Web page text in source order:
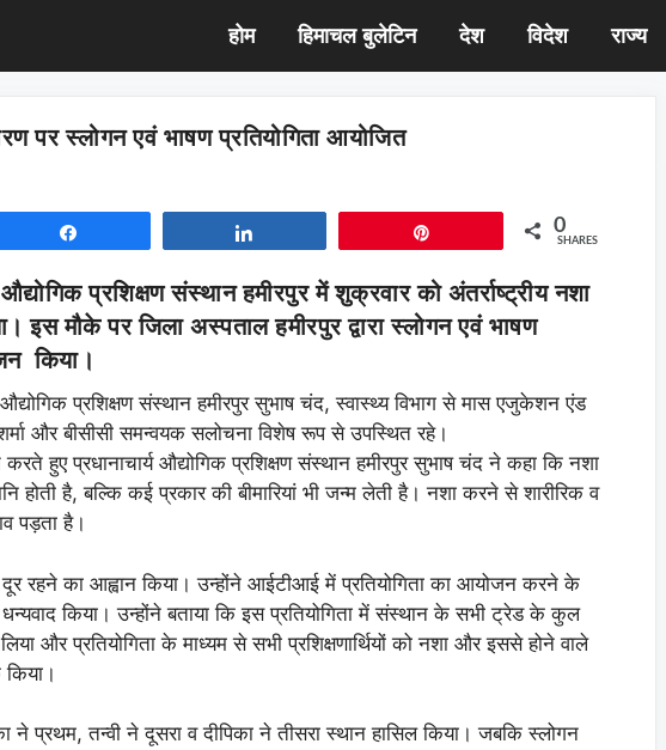
होम हिमाचल बुलेटिन देश विदेश राज्य
पर स्लोगन एवं भाषण प्रतियोगिता आयोजित
0
SHARES
औद्योगिक प्रशिक्षण संस्थान हमीरपुर में शुक्रवार को अंतर्राष्ट्रीय नशा
इस मौके पर जिला अस्पताल हमीरपुर द्वारा स्लोगन एवं भाषण
किया।
औद्योगिक प्रशिक्षण संस्थान हमीरपुर सुभाष चंद, स्वास्थ्य विभाग से मास एजुकेशन एंड
और बीसीसी समन्वयक सलोचना विशेष रूप से उपस्थित रहे।
करते हुए प्रधानाचार्य औद्योगिक प्रशिक्षण संस्थान हमीरपुर सुभाष चंद ने कहा कि नशा
है, बल्कि कई प्रकार की बीमारियां भी जन्म लेती है। नशा करने से शारीरिक व
पड़ता है।
दूर रहने का आह्वान किया। उन्होंने आईटीआई में प्रतियोगिता का आयोजन करने के
धन्यवाद किया। उन्होंने बताया कि इस प्रतियोगिता में संस्थान के सभी ट्रेड के कुल
और प्रतियोगिता के माध्यम से सभी प्रशिक्षणार्थियों को नशा और इससे होने वाले
ने प्रथम, तन्वी ने दूसरा व दीपिका ने तीसरा स्थान हासिल किया। जबकि स्लोगन